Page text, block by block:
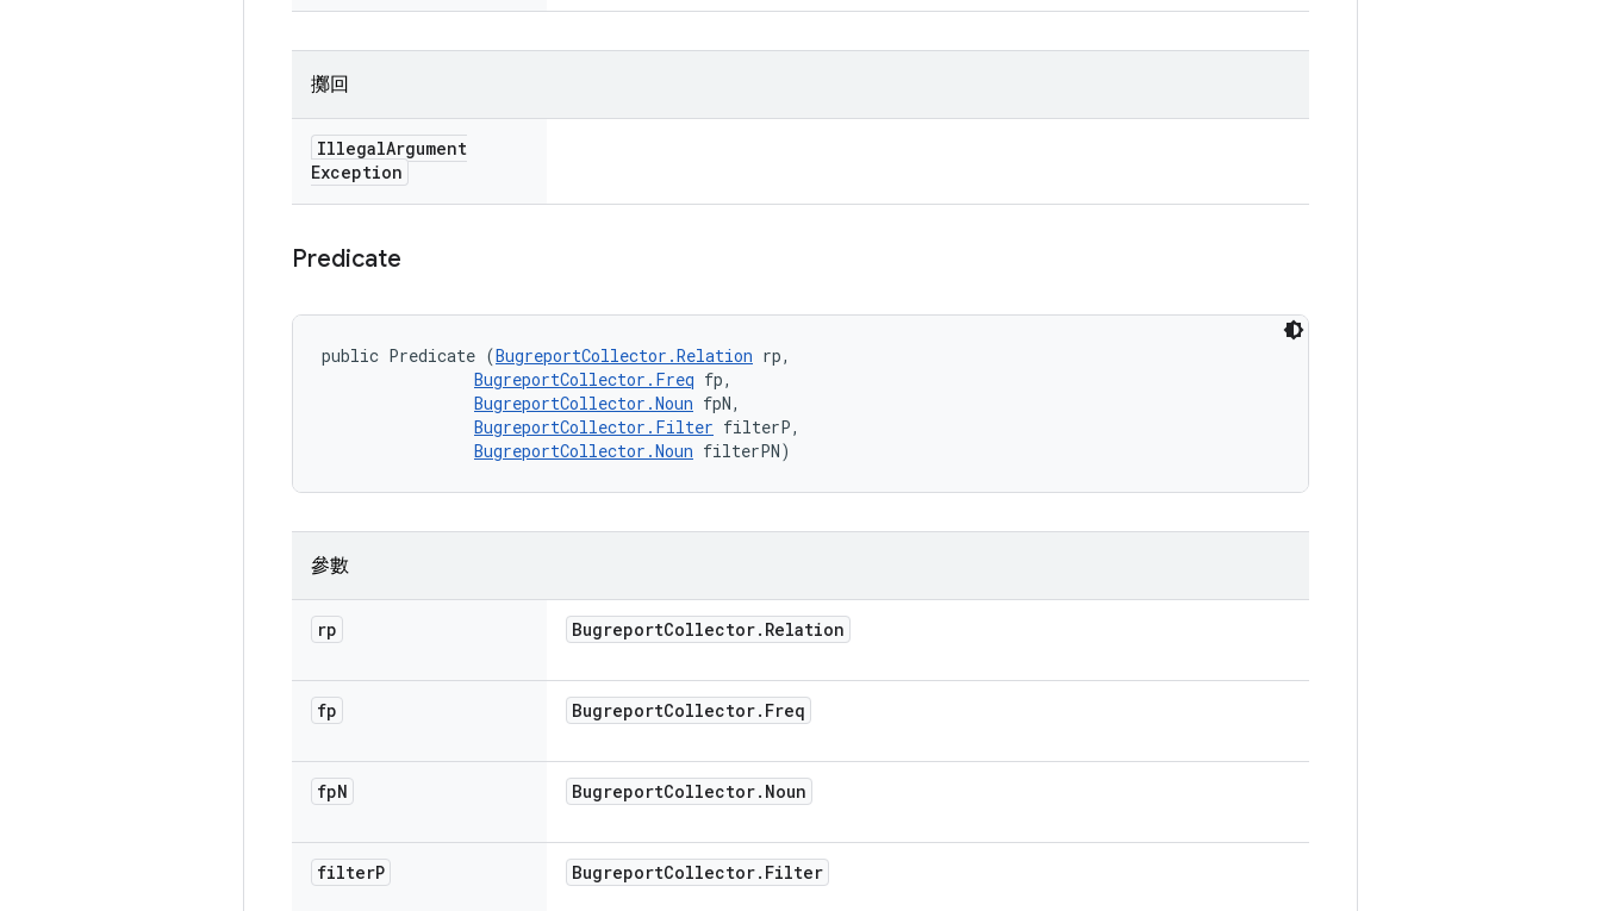
擲回
IllegalArgument
Exception
Predicate
public Predicate (BugreportCollector.Relation rp,
BugreportCollector.Freq fp,
BugreportCollector.Noun fpN,
BugreportCollector.Filter filterP,
BugreportCollector.Noun filterPN)
參數
rp BugreportCollector. Relation
fp BugreportCollector. Freq
fpN BugreportCollector. Noun
filterP BugreportCollector. Filter